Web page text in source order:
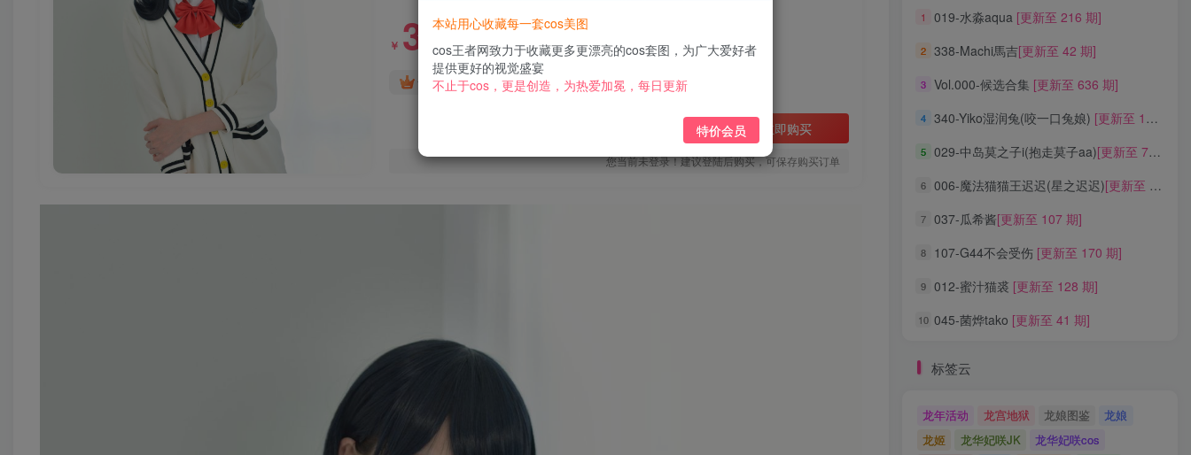
￥ 3
黄金会员免费 钻石会员免费
立即购买
您当前未登录！建议登陆后购买，可保存购买订单
1 019-水淼aqua [更新至 216 期]
2 338-Machi馬吉[更新至 42 期]
3 Vol.000-候选合集 [更新至 636 期]
4 340-Yiko湿润兔(咬一口兔娘) [更新至 136 期]
5 029-中岛莫之子i(抱走莫子aa)[更新至 76 期]
6 006-魔法猫猫王迟迟(星之迟迟)[更新至 320 期]
7 037-瓜希酱[更新至 107 期]
8 107-G44不会受伤 [更新至 170 期]
9 012-蜜汁猫裘 [更新至 128 期]
10 045-菌烨tako [更新至 41 期]
标签云
龙年活动 龙宫地狱 龙娘图鉴
龙娘
龙姬
龙华妃咲JK
龙华妃咲cos
本站用心收藏每一套cos美图
cos王者网致力于收藏更多更漂亮的cos套图，为广大爱好者
提供更好的视觉盛宴
不止于cos，更是创造，为热爱加冕，每日更新
特价会员